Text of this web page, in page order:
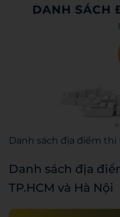
Danh sách địa điểm thi
Danh sách địa
TP.HCM và Hà Nội